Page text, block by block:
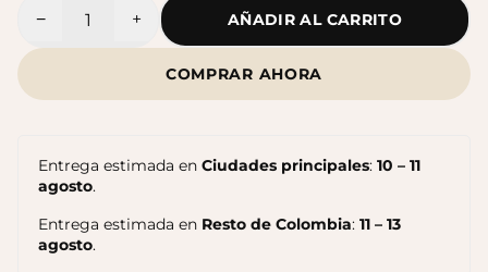
Cantidad
− + AÑADIR AL CARRITO
COMPRAR AHORA
Entrega estimada en Ciudades principales: 10 – 11
agosto.
Entrega estimada en Resto de Colombia: 11 – 13
agosto.